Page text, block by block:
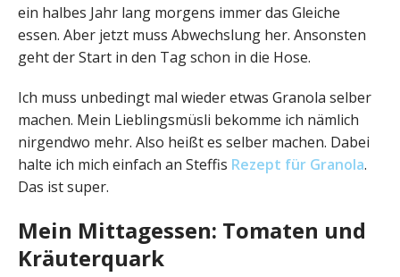
ein halbes Jahr lang morgens immer das Gleiche
essen. Aber jetzt muss Abwechslung her. Ansonsten
geht der Start in den Tag schon in die Hose.
Ich muss unbedingt mal wieder etwas Granola selber
machen. Mein Lieblingsmüsli bekomme ich nämlich
nirgendwo mehr. Also heißt es selber machen. Dabei
halte ich mich einfach an Steffis Rezept für Granola.
Das ist super.
Mein Mittagessen: Tomaten und
Kräuterquark